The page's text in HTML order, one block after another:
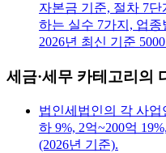
자본금 기준, 절차 7
하는 실수 7가지, 업
2026년 최신 기준
세금·세무 카테고리의
법인세 법인의 각 사업
하 9%, 2억~200억
(2026년 기준).